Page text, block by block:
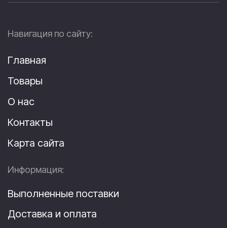
Навигация по сайту:
Главная
Товары
О нас
Контакты
Карта сайта
Информация:
Выполненные поставки
Доставка и оплата